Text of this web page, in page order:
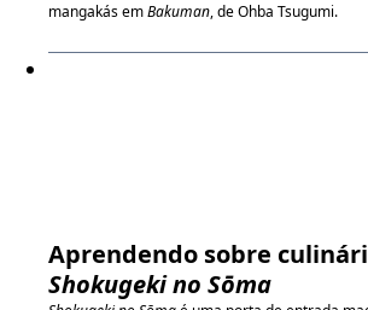
mangakás emBakuman, de Ohba Tsugumi.
Aprendendo sobre
Shokugeki no Sōma